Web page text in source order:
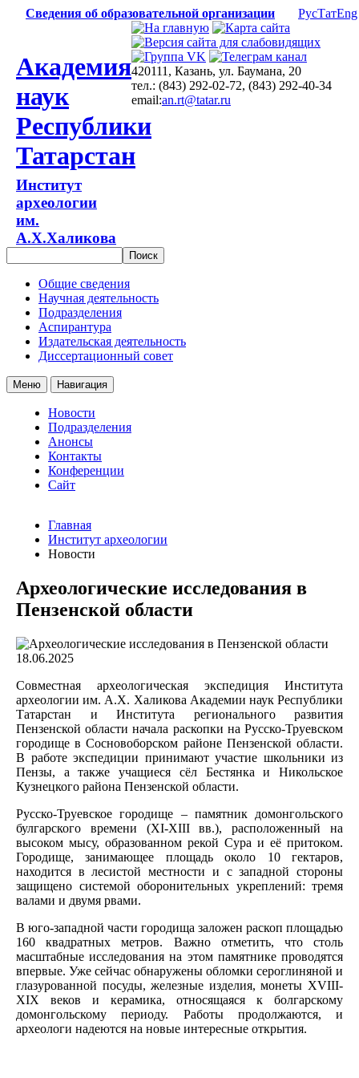
Сведения об образовательной организации РусТатEng
Академия
наук
Республики
Татарстан
Институт
археологии
им.
А.Х.Халикова
420111, Казань, ул. Баумана, 20
тел.: (843) 292-02-72, (843) 292-40-34
email:an.rt@tatar.ru
Общие сведения
Научная деятельность
Подразделения
Аспирантура
Издательская деятельность
Диссертационный совет
Меню Навигация
Новости
Подразделения
Анонсы
Контакты
Конференции
Сайт
Главная
Институт археологии
Новости
Археологические исследования в
Пензенской области
18.06.2025
Совместная археологическая экспедиция Института
археологии им. А.Х. Халикова Академии наук Республики
Татарстан и Института регионального развития
Пензенской области начала раскопки на Русско-Труевском
городище в Сосновоборском районе Пензенской области.
В работе экспедиции принимают участие школьники из
Пензы, а также учащиеся сёл Бестянка и Никольское
Кузнецкого района Пензенской области.
Русско-Труевское городище – памятник домонгольского
булгарского времени (XI-XIII вв.), расположенный на
высоком мысу, образованном рекой Сура и её притоком.
Городище, занимающее площадь около 10 гектаров,
находится в лесистой местности и с западной стороны
защищено системой оборонительных укреплений: тремя
валами и двумя рвами.
В юго-западной части городища заложен раскоп площадью
160 квадратных метров. Важно отметить, что столь
масштабные исследования на этом памятнике проводятся
впервые. Уже сейчас обнаружены обломки сероглиняной и
глазурованной посуды, железные изделия, монеты XVIII-
XIX веков и керамика, относящаяся к болгарскому
домонгольскому периоду. Работы продолжаются, и
археологи надеются на новые интересные открытия.